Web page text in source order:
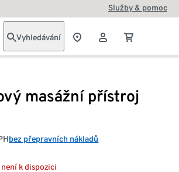
Služby & pomoc
Vyhledávání
masážní přístroj
bez přepravních nákladů
k dispozici